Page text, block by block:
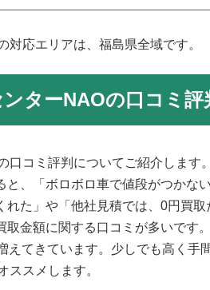
応エリアは、福島県全域です。
ターNAOの口コミ評
口コミ評判についてご紹介します
と、「ボロボロ車で値段がつかな
れた」や「他社見積では、0円買
取金額に関する口コミが多いです
えてきています。少しでも高く手
ススメします。